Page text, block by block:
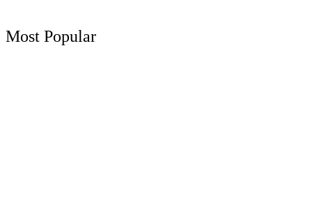
Most Popular